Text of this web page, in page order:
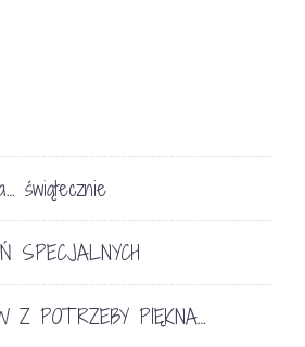
świątecznie
SPECJALNYCH
Z POTRZEBY PIĘKNA…